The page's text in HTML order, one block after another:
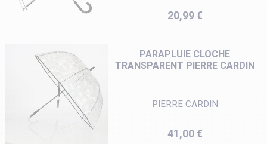
Prix
20,99 €
PARAPLUIE CLOCHE
TRANSPARENT PIERRE CARDIN
PIERRE CARDIN
Prix
41,00 €